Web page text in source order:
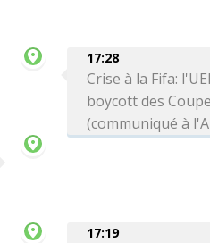
17:28
Crise à la Fifa:
boycott des
(communiqué à
17:19